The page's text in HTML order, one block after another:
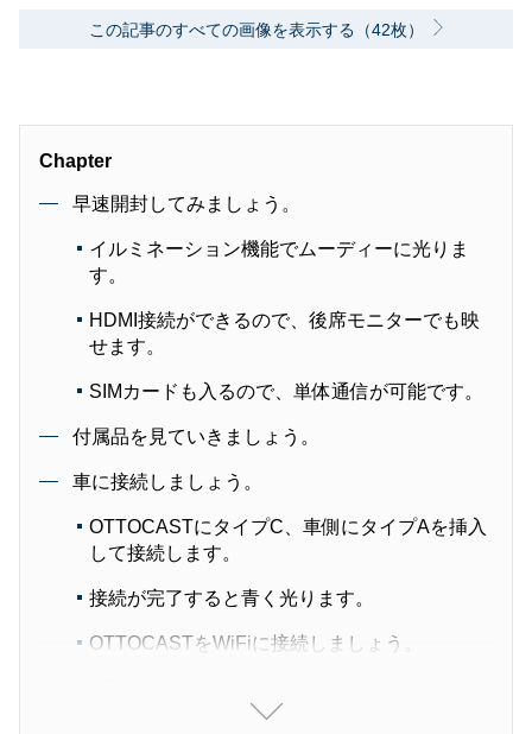
この記事のすべての画像を表示する（42枚）
Chapter
早速開封してみましょう。
イルミネーション機能でムーディーに光りま
す。
HDMI接続ができるので、後席モニターでも映
せます。
SIMカードも入るので、単体通信が可能です。
付属品を見ていきましょう。
車に接続しましょう。
OTTOCASTにタイプC、車側にタイプAを挿入
して接続します。
接続が完了すると青く光ります。
OTTOCASTをWiFiに接続しましょう。